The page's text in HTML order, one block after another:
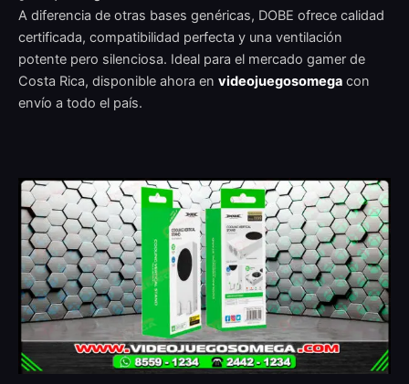
A diferencia de otras bases genéricas, DOBE ofrece calidad
certificada, compatibilidad perfecta y una ventilación
potente pero silenciosa. Ideal para el mercado gamer de
Costa Rica, disponible ahora en videojuegosomega con
envío a todo el país.